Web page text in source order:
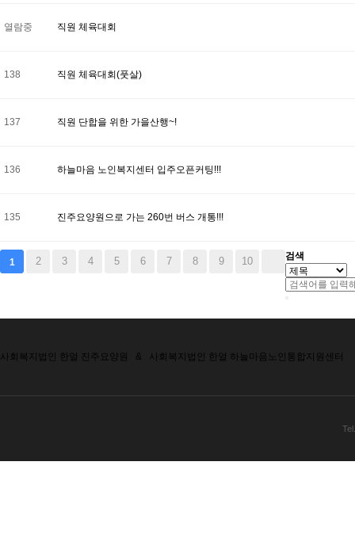
열람중 직원 체육대회
138 직원 체육대회(풋살)
137 직원 단합을 위한 가을산행~!
136 하늘마음 노인복지센터 입주오픈커팅!!!
135 진주요양원으로 가는 260번 버스 개통!!!
1 2 3 4 5 6 7 8 9 10 검색
사회복지법인 한얼 진주요양원 & 사회복지법인 한얼 하늘마음노인통합지원센터